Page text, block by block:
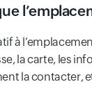
à
la carte, les
la contacter,